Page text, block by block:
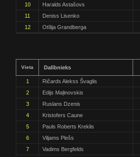
10
Haralds Astašovs
11
Deniss Lisenko
12
Otīlija Grandberga
Vieta Dalībnieks
1 Ričards Alekss Švaglis
2
Edijs Maļinovskis
3
Ruslans Dzenis
4
Kristofers Caune
5
Pauls Roberts Kreklis
6
Viljams Plešs
7
Vadims Bergfelds